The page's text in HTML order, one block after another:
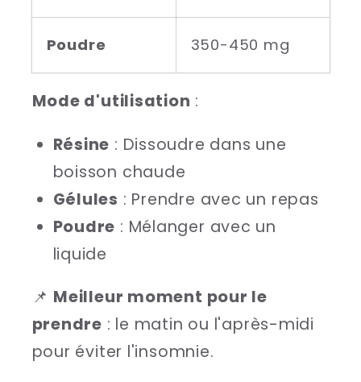
Poudre 350-450 mg
Mode d'utilisation :
Résine : Dissoudre dans une
boisson chaude
Gélules : Prendre avec un repas
Poudre : Mélanger avec un
liquide
📌 Meilleur moment pour le
prendre : le matin ou l'après-midi
pour éviter l'insomnie.